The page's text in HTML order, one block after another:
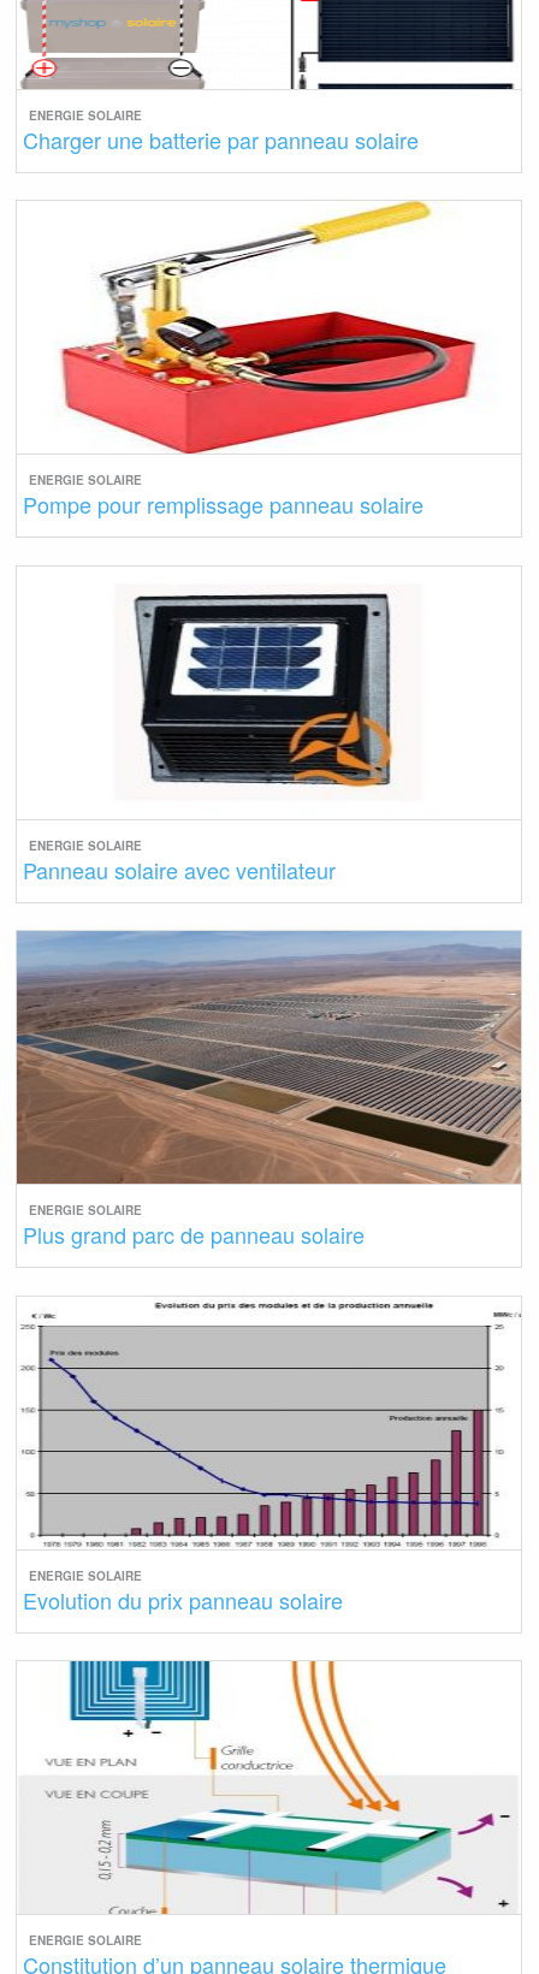
ENERGIE SOLAIRE
Charger une batterie par panneau solaire
ENERGIE SOLAIRE
Pompe pour remplissage panneau solaire
ENERGIE SOLAIRE
Panneau solaire avec ventilateur
ENERGIE SOLAIRE
Plus grand parc de panneau solaire
ENERGIE SOLAIRE
Evolution du prix panneau solaire
ENERGIE SOLAIRE
Constitution d’un panneau solaire thermique